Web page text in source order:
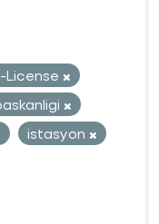
License
istasyon